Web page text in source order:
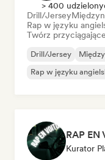
> 400
Drill/Jersey
Rap w języku
Twórz
Drill/Jersey
Rap w języku
RAP EN
Kurator